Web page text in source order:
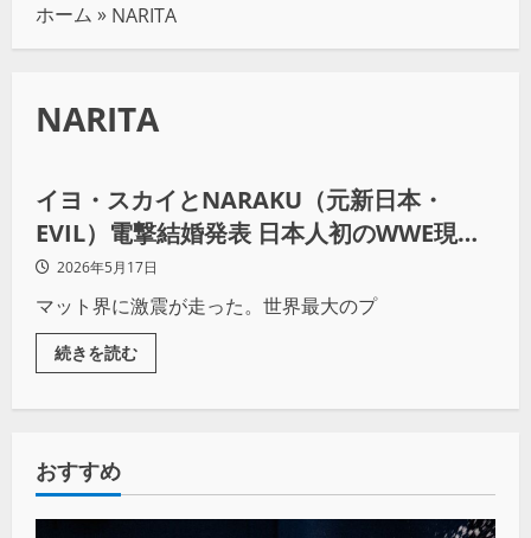
ホーム » NARITA
NARITA
プロレス
イヨ・スカイとNARAKU（元新日本・
EVIL）電撃結婚発表 日本人初のWWE現役
夫婦が誕生！――世界を生き抜く強い絆
2026年5月17日
マット界に激震が走った。世界最大のプ
続きを読む
おすすめ